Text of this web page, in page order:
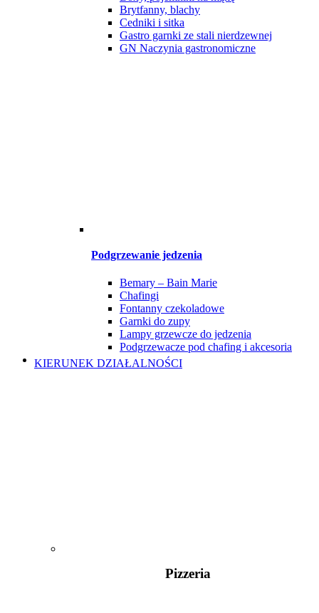
Brytfanny, blachy
Cedniki i sitka
Gastro garnki ze stali nierdzewnej
GN Naczynia gastronomiczne
Podgrzewanie jedzenia
Bemary – Bain Marie
Chafingi
Fontanny czekoladowe
Garnki do zupy
Lampy grzewcze do jedzenia
Podgrzewacze pod chafing i akcesoria
KIERUNEK DZIAŁALNOŚCI
Pizzeria